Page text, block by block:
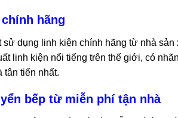
hãng
dụng linh kiện chính hãng từ nhà
linh kiện nổi tiếng trên thế giới, có
tân tiến nhất.
bếp từ miễn phí tận nhà